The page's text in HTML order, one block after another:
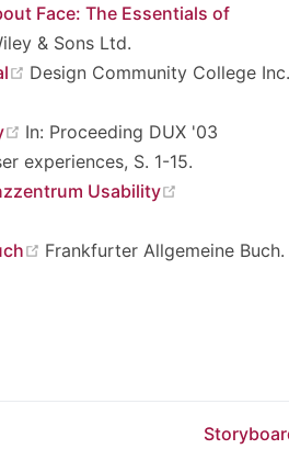
Face: The Essentials of
& Sons Ltd.
(opens new window)
Design Community College Inc.
(opens new window)
In: Proceeding DUX '03
experiences, S. 1-15.
Usability
(opens new window)
Frankfurter Allgemeine Buch.